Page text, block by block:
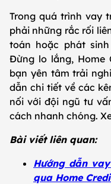
Trong quá trình vay
phải những rắc rối
toán hoặc phát
Đừng lo lắng, Home
bạn yên tâm trải
dẫn chi tiết về các
nối với đội ngũ tư
cách nhanh chóng.
Bài viết liên quan:
Hướng dẫn
qua Home